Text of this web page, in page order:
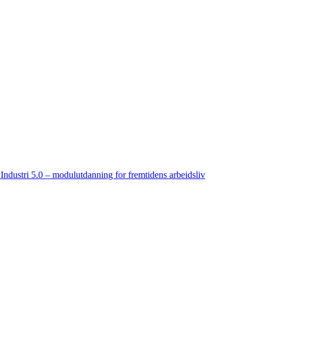
Industri 5.0 – modulutdanning for fremtidens arbeidsliv